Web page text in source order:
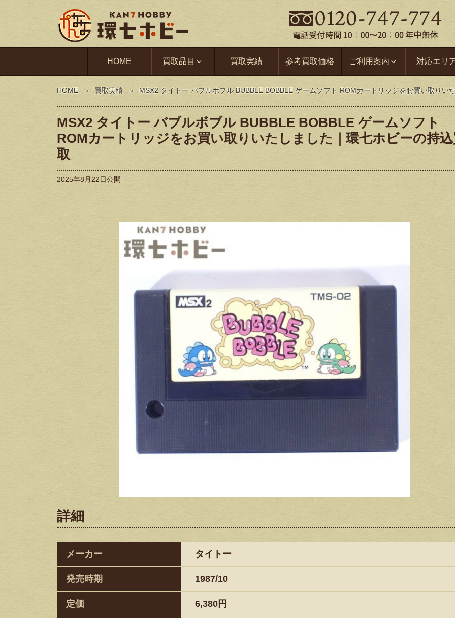
HOME 買取品目 買取実績 参考買取価格 ご利用案内 対応エリ
HOME 買取実績 MSX2 タイトー バブルボブル BUBBLE BOBBLE ゲームソフト ROMカートリッジをお買い取りい
MSX2 タイトー バブルボブル BUBBLE BOBBLE ゲームソフト
ROMカートリッジをお買い取りいたしました｜環七ホビーの持
取
2025年8月22日公開
詳細
メーカー タイトー
発売時期 1987/10
定価 6,380円